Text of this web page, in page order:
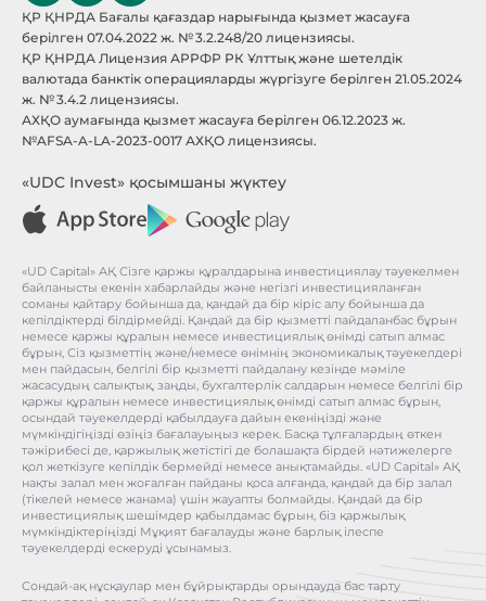
ҚР ҚНРДА Бағалы қағаздар нарығында қызмет жасауға
берілген 07.04.2022 ж. № 3.2.248/20 лицензиясы.
ҚР ҚНРДА Лицензия АРРФР РК Ұлттық және шетелдік
валютада банктік операцияларды жүргізуге берілген 21.05.2024
ж. № 3.4.2 лицензиясы.
АХҚО аумағында қызмет жасауға берілген 06.12.2023 ж.
№AFSA-A-LA-2023-0017 АХҚО лицензиясы.
«UDC Invest» қосымшаны жүктеу
«UD Capital» АҚ Сізге қаржы құралдарына инвестициялау тәуекелмен
байланысты екенін хабарлайды және негізгі инвестицияланған
соманы қайтару бойынша да, қандай да бір кіріс алу бойынша да
кепілдіктерді білдірмейді. Қандай да бір қызметті пайдаланбас бұрын
немесе қаржы құралын немесе инвестициялық өнімді сатып алмас
бұрын, Сіз қызметтің және/немесе өнімнің экономикалық тәуекелдері
мен пайдасын, белгілі бір қызметті пайдалану кезінде мәміле
жасасудың салықтық, заңды, бухгалтерлік салдарын немесе белгілі бір
қаржы құралын немесе инвестициялық өнімді сатып алмас бұрын,
осындай тәуекелдерді қабылдауға дайын екеніңізді және
мүмкіндігіңізді өзіңіз бағалауыңыз керек. Басқа тұлғалардың өткен
тәжірибесі де, қаржылық жетістігі де болашақта бірдей нәтижелерге
қол жеткізуге кепілдік бермейді немесе анықтамайды. «UD Capital» АҚ
нақты залал мен жоғалған пайданы қоса алғанда, қандай да бір залал
(тікелей немесе жанама) үшін жауапты болмайды. Қандай да бір
инвестициялық шешімдер қабылдамас бұрын, біз қаржылық
мүмкіндіктеріңізді Мұқият бағалауды және барлық ілеспе
тәуекелдерді ескеруді ұсынамыз.
Сондай-ақ нұсқаулар мен бұйрықтарды орындауда бас тарту